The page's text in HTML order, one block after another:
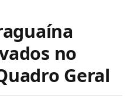
no
Geral